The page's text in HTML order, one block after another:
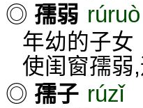
◎ 孺弱 rúruò
年幼的子女
使闺窗孺
◎ 孺子 rúzǐ